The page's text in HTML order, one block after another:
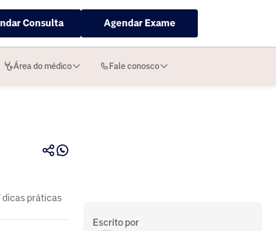
Consulta Agendar Exame
Área do médico Fale conosco
dicas práticas
Escrito por